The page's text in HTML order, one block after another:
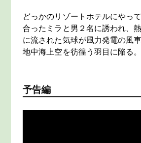
どっかのリゾートホテルにやっ
合ったミラと男２名に誘われ、
に流された気球が風力発電の風
地中海上空を彷徨う羽目に陥る
予告編